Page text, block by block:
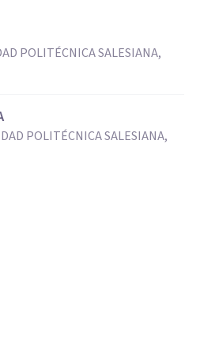
POLITÉCNICA SALESIANA,
POLITÉCNICA SALESIANA,